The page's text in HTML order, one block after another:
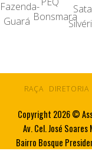
RAÇA DIRETORIA
Copyright 2026 ©
Av. Cel. José
Bairro Bosque